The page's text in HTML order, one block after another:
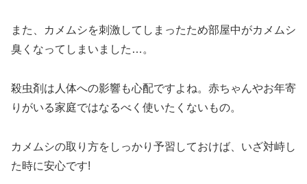
また、カメムシを刺激してしまったため部屋中がカメムシ
臭くなってしまいました…。
殺虫剤は人体への影響も心配ですよね。赤ちゃんやお年寄
りがいる家庭ではなるべく使いたくないもの。
カメムシの取り方をしっかり予習しておけば、いざ対峙し
た時に安心です!